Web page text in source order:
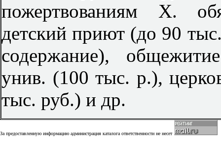
пожертвованиям X.
детский приют (до 90
содержание),
унив. (100 тыс. р.),
тыс. руб.) и др.
За предоставленную информацию администрация каталога ответственности не несет